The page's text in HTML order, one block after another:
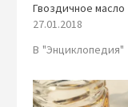
Гвоздичное масло
27.01.2018
В "Энциклопедия"